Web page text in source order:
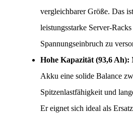
vergleichbarer Größe. Das
leistungsstarke Server-
Spannungseinbruch zu
Hohe Kapazität (93,6 Ah):
Akku eine solide Balance
Spitzenlastfähigkeit und
Er eignet sich ideal als